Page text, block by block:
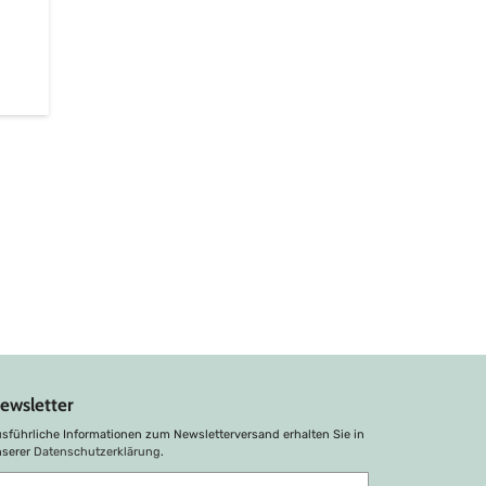
Informationen zum Newsletterversand erhalten Sie in
Datenschutzerklärung.